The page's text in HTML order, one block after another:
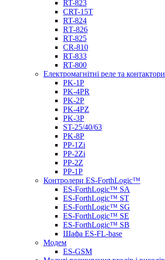
RT-823
CRT-15T
RT-824
RТ-826
RT-825
CR-810
RT-833
RT-800
Електромагнітні реле та контактори
PK-1P
PK-4PR
PK-2Р
PK-4PZ
PK-3Р
ST-25/40/63
PK-8P
PP-1Zi
PP-2Zi
PP-2Z
PP-1P
Контролери ES-ForthLogic™
ES-ForthLogic™ SА
ES-ForthLogic™ SТ
ES-ForthLogic™ SG
ES-ForthLogic™ SE
ES-ForthLogic™ SB
Шафа ES-FL-base
Модем
ES-GSM